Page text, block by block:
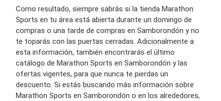
Como resultado, siempre sabrás si la tienda Marathon
Sports en tu área está abierta durante un domingo de
compras o una tarde de compras en Samborondón y no
te toparás con las puertas cerradas. Adicionalmente a
esta información, también encontrarás el último
catálogo de Marathon Sports en Samborondón y las
ofertas vigentes, para que nunca te pierdas un
descuento. Si estás buscando más información sobre
Marathon Sports en Samborondón o en los alrededores,